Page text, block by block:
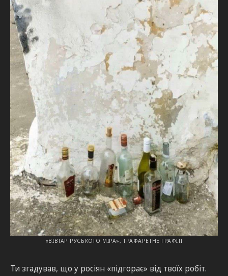
«ВІВТАР РУСЬКОГО МІРА», ТРАФАРЕТНЕ ГРАФІТІ
Ти згадував, що у росіян «підгорає» від твоїх робіт.